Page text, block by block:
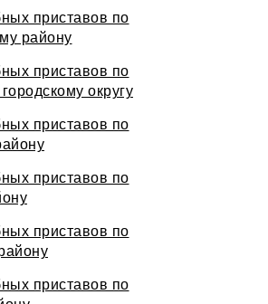
приставов по
району
приставов по
округу
приставов по
приставов по
приставов по
приставов по